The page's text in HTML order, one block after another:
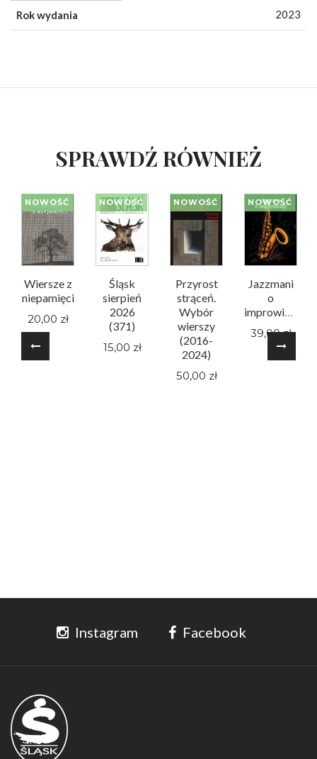
Rok wydania 2023
SPRAWDŹ RÓWNIEŻ
NOWOŚĆ
Wiersze z
niepamięci
20,00 zł
NOWOŚĆ
Śląsk
sierpień
2026
(371)
15,00 zł
NOWOŚĆ
Przyrost
strąceń.
Wybór
wierszy
(2016-
2024)
50,00 zł
NOWOŚĆ
Jazzmani
o
39,00 zł
Instagram Facebook